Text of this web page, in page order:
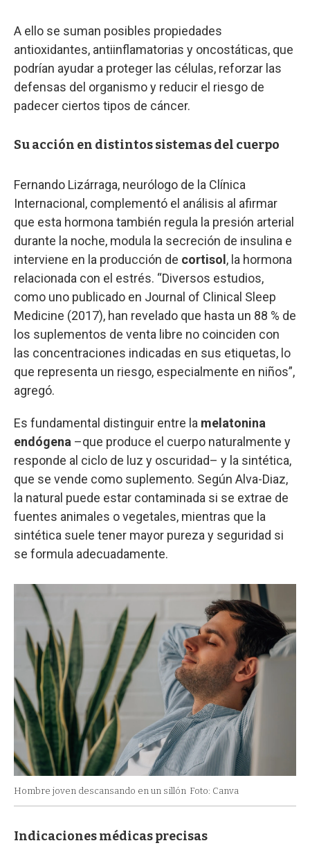
A ello se suman posibles propiedades
antioxidantes, antiinflamatorias y oncostáticas, que
podrían ayudar a proteger las células, reforzar las
defensas del organismo y reducir el riesgo de
padecer ciertos tipos de cáncer.
Su acción en distintos sistemas del cuerpo
Fernando Lizárraga, neurólogo de la Clínica
Internacional, complementó el análisis al afirmar
que esta hormona también regula la presión arterial
durante la noche, modula la secreción de insulina e
interviene en la producción de cortisol , la hormona
relacionada con el estrés. “Diversos estudios,
como uno publicado en Journal of Clinical Sleep
Medicine (2017), han revelado que hasta un 88 % de
los suplementos de venta libre no coinciden con
las concentraciones indicadas en sus etiquetas, lo
que representa un riesgo, especialmente en niños”,
agregó.
Es fundamental distinguir entre la melatonina
endógena –que produce el cuerpo naturalmente y
responde al ciclo de luz y oscuridad– y la sintética,
que se vende como suplemento. Según Alva-Diaz,
la natural puede estar contaminada si se extrae de
fuentes animales o vegetales, mientras que la
sintética suele tener mayor pureza y seguridad si
se formula adecuadamente.
Hombre joven descansando en un sillón Foto: Canva
Indicaciones médicas precisas